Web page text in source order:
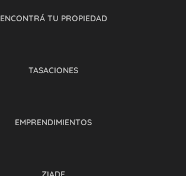
ENCONTRÁ TU PROPIEDAD
TASACIONES
EMPRENDIMIENTOS